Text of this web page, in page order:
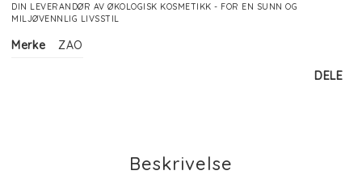
DIN LEVERANDØR AV ØKOLOGISK KOSMETIKK - FOR EN SUNN OG
MILJØVENNLIG LIVSSTIL
Merke ZAO
DELE
Beskrivelse